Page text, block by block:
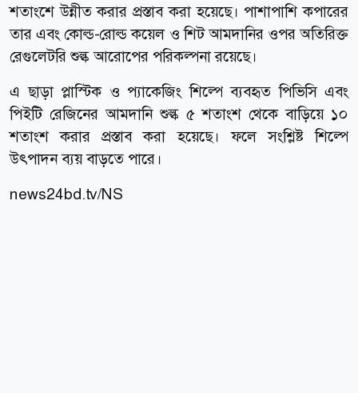
শতাংশে উন্নীত করার প্রস্তাব করা হয়েছে। পাশাপাশি কপারের
তার এবং কোল্ড-রোল্ড কয়েল ও শিট আমদানির ওপর অতিরিক্ত
রেগুলেটরি শুল্ক আরোপের পরিকল্পনা রয়েছে।
এ ছাড়া প্লাস্টিক ও প্যাকেজিং শিল্পে ব্যবহৃত পিভিসি এবং
পিইটি রেজিনের আমদানি শুল্ক ৫ শতাংশ থেকে বাড়িয়ে ১০
শতাংশ করার প্রস্তাব করা হয়েছে। ফলে সংশ্লিষ্ট শিল্পে
উৎপাদন ব্যয় বাড়তে পারে।
news24bd.tv/NS